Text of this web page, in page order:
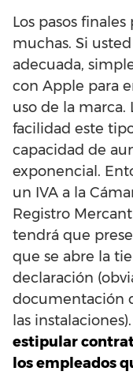
Los pasos
muchas. Si
adecuada,
con Apple para
uso de la marca.
facilidad este
capacidad de
exponencial.
un IVA a la
Registro
tendrá que
que se abre la
declaración
documentación
las
estipular
los empleados